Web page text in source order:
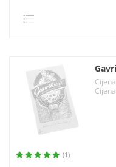
(1)